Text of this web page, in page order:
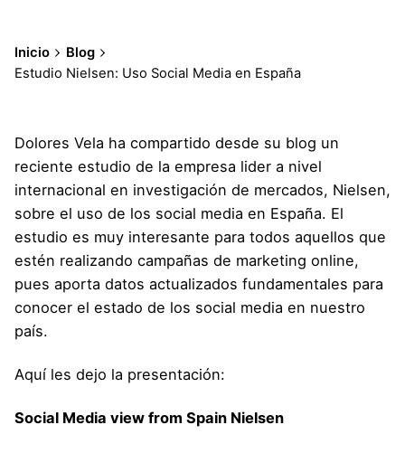
Inicio
Blog
Estudio Nielsen: Uso Social Media en España
Dolores Vela ha compartido desde su blog un
reciente estudio de la empresa lider a nivel
internacional en investigación de mercados, Nielsen,
sobre el uso de los social media en España. El
estudio es muy interesante para todos aquellos que
estén realizando campañas de marketing online,
pues aporta datos actualizados fundamentales para
conocer el estado de los social media en nuestro
país.
Aquí les dejo la presentación:
Social Media view from Spain Nielsen